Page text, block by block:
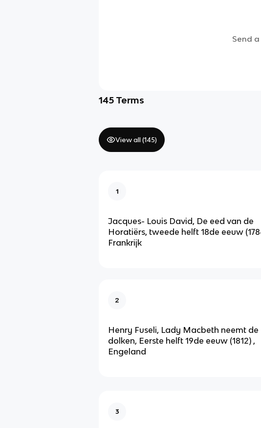
Send
145 Terms
View all (145)
1
Jacques- Louis David, De eed van de
Horatiërs, tweede helft 18de eeuw
Frankrijk
2
Henry Fuseli, Lady Macbeth neemt de
dolken, Eerste helft 19de eeuw (1812) ,
Engeland
3